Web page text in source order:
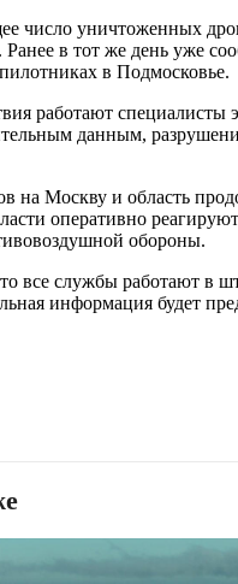
число уничтоженных
Ранее в тот же день уже
в Подмосковье.
работают специалисты
данным,
на Москву и область
оперативно
обороны.
все службы работают в
информация будет